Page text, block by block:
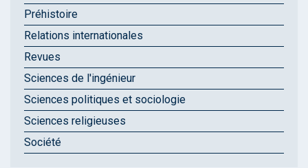
Préhistoire
Relations internationales
Revues
Sciences de l'ingénieur
Sciences politiques et sociologie
Sciences religieuses
Société